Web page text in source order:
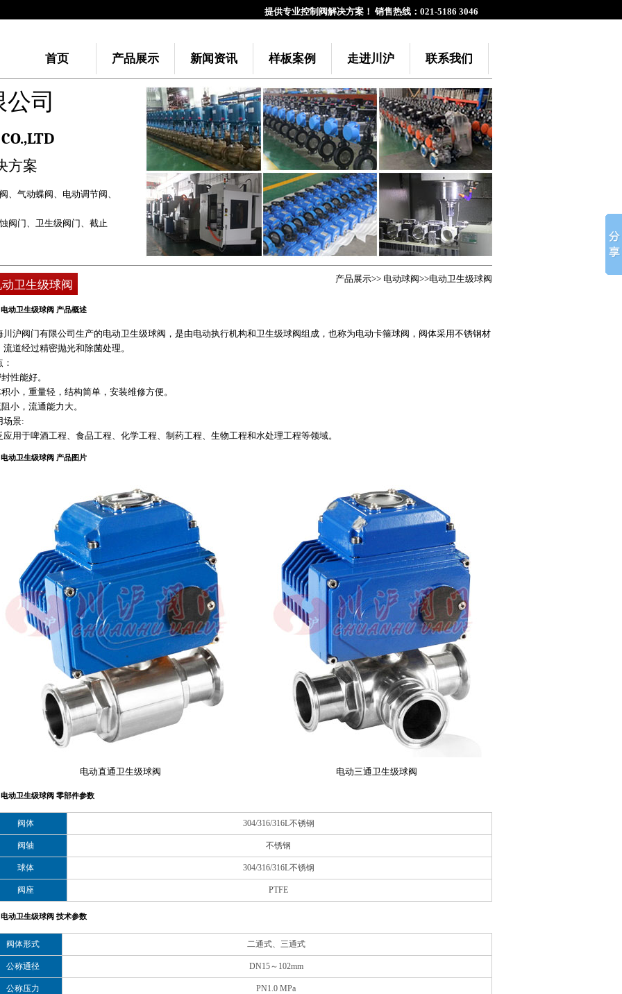
提供专业控制阀解决方案！ 销售热线：021-5186 3046
首页 产品展示 新闻资讯 样板案例 走进川沪 联系我们
司
方案
、 气动蝶阀、 电动调节阀、
阀门、 卫生级阀门、 截止
卫生级球阀 产品展示>> 电动球阀>>电动卫生级球阀
动卫生级球阀 产品概述
川沪阀门有限公司生产的电动卫生级球阀，是由电动执行机构和卫生级球阀组成，也称为电动卡箍球阀，阀体采用不锈钢材
流道经过精密抛光和除菌处理。
性能好。
小，重量轻，结构简单，安装维修方便。
小，流通能力大。
场景:
应用于啤酒工程、食品工程、化学工程、制药工程、生物工程和水处理工程等领域。
动卫生级球阀 产品图片
电动直通卫生级球阀 电动三通卫生级球阀
动卫生级球阀 零部件参数
阀体 304/316/316L不锈钢
阀轴 不锈钢
球体 304/316/316L不锈钢
阀座 PTFE
动卫生级球阀 技术参数
阀体形式 二通式、三通式
公称通径 DN15～102mm
公称压力 PN1.0 MPa